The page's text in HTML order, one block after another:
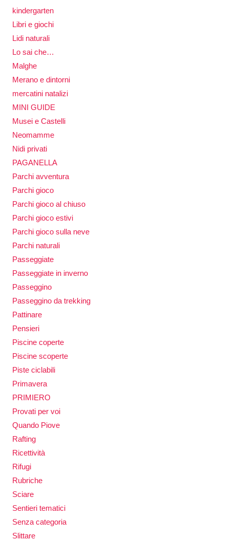
kindergarten
Libri e giochi
Lidi naturali
Lo sai che…
Malghe
Merano e dintorni
mercatini natalizi
MINI GUIDE
Musei e Castelli
Neomamme
Nidi privati
PAGANELLA
Parchi avventura
Parchi gioco
Parchi gioco al chiuso
Parchi gioco estivi
Parchi gioco sulla neve
Parchi naturali
Passeggiate
Passeggiate in inverno
Passeggino
Passeggino da trekking
Pattinare
Pensieri
Piscine coperte
Piscine scoperte
Piste ciclabili
Primavera
PRIMIERO
Provati per voi
Quando Piove
Rafting
Ricettività
Rifugi
Rubriche
Sciare
Sentieri tematici
Senza categoria
Slittare